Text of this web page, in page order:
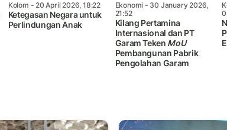
Kolom - 20 April 2026, 18:22
Ketegasan Negara untuk
Perlindungan Anak
Ekonomi - 30 January 2026,
21:52
Kilang Pertamina
Internasional dan PT
Garam Teken MoU
Pembangunan Pabrik
Pengolahan Garam